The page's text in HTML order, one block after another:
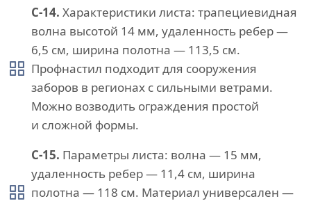
С-14. Характеристики листа: трапециевидная
волна высотой 14 мм, удаленность ребер —
6,5 см, ширина полотна — 113,5 см.
Профнастил подходит для сооружения
заборов в регионах с сильными ветрами.
Можно возводить ограждения простой
и сложной формы.
С-15. Параметры листа: волна — 15 мм,
удаленность ребер — 11,4 см, ширина
полотна — 118 см. Материал универсален —